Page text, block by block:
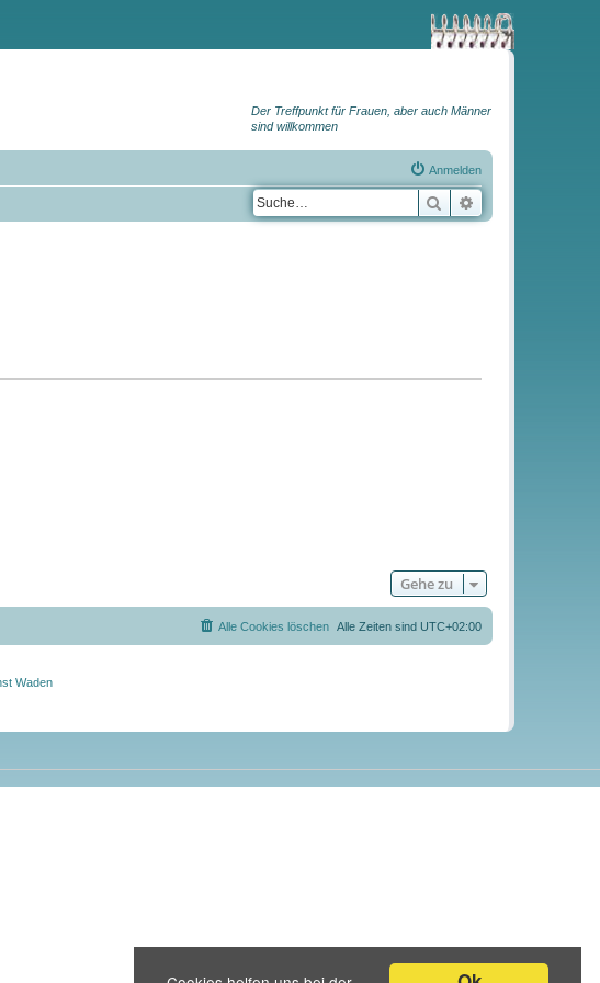
Der Treffpunkt für Frauen, aber auch Männer
sind willkommen
Anmelden
Suche
Gehe zu
Alle Zeiten sind UTC+02:00
Alle Cookies löschen